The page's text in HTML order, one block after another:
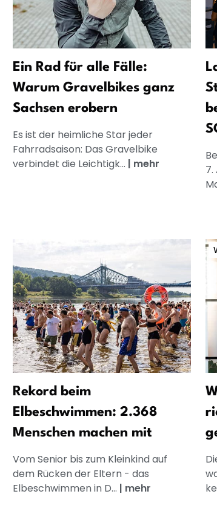
Ein Rad für alle Fälle:
Warum Gravelbikes ganz
Sachsen erobern
Es ist der heimliche Star jeder
Fahrradsaison: Das Gravelbike
verbindet die Leichtigk... | mehr
Rekord beim
Elbeschwimmen: 2.368
Menschen machen mit
Vom Senior bis zum Kleinkind auf
dem Rücken der Eltern - das
Elbeschwimmen in D... | mehr